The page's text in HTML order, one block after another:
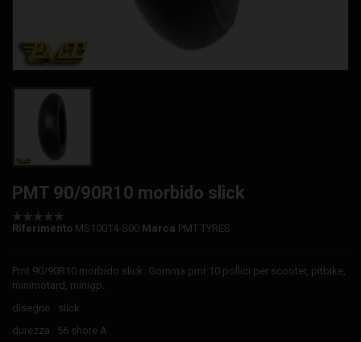
PMT 90/90R10 morbido slick
Riferimento MS10014-S00 Marca PMT TYRES
Pmt 90/90R10 morbido slick. Gomma pmt 10 pollici per scooter, pitbike,
minimotard, minigp.
disegno : slick
durezza : 56 shore A